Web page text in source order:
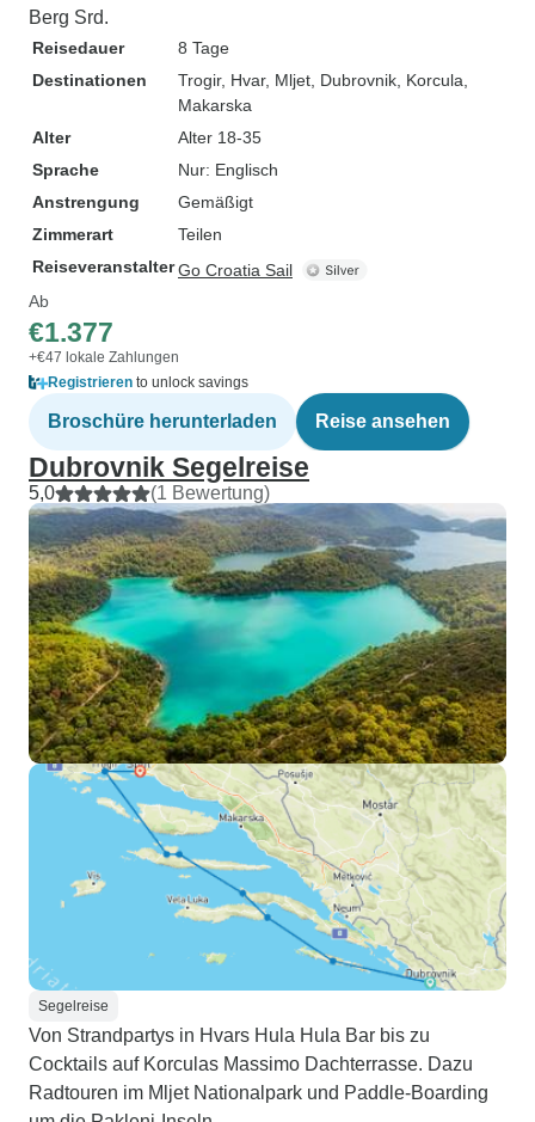
Berg Srd.
Reisedauer
8 Tage
Destinationen
Trogir, Hvar, Mljet , Dubrovnik , Korcula
Makarska
Alter
Alter 18-35
Sprache
Nur: Englisch
Anstrengung
Gemäßigt
Zimmerart
Teilen
ReiseveranstalterGo Croatia Sail
Ab
€1.377
+€47 lokale Zahlungen
Registrieren to unlock savings
Broschüre herunterladen Reise ansehen
Dubrovnik Segelreise
5,0 (1 Bewertung)
Segelreise
Von Strandpartys in Hvars Hula Hula Bar bis zu
Cocktails auf Korculas Massimo Dachterrasse. Dazu
Radtouren im Mljet Nationalpark und Paddle-Boarding